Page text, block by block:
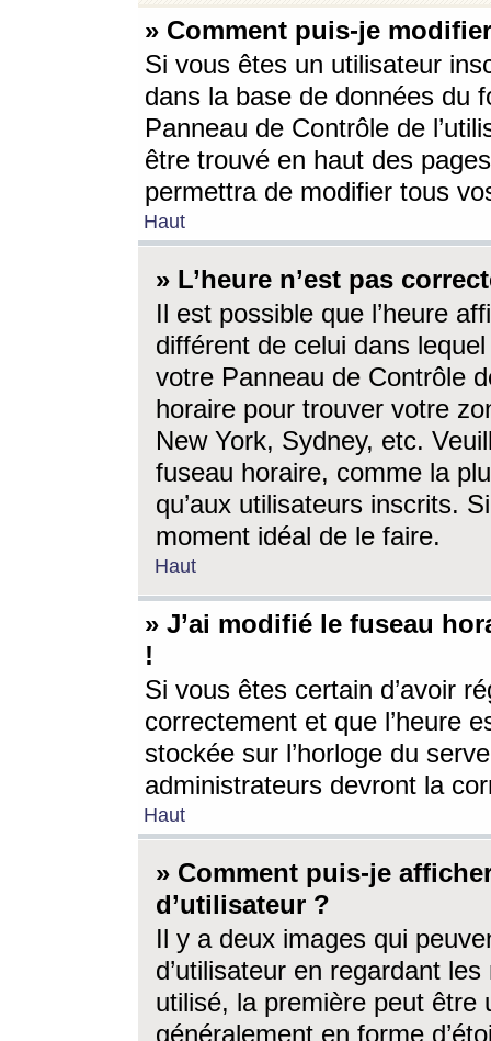
» Comment puis-je
Si vous êtes un utilisateur
dans la base de données du
Panneau de Contrôle de
être trouvé en haut des
permettra de modifier tous
Haut
» L’heure n’est pas
Il est possible que l’heure
différent de celui dans
votre Panneau de Contrôle
horaire pour trouver votre
New York, Sydney, etc.
fuseau horaire, comme la
qu’aux utilisateurs inscrits.
moment idéal de le faire.
Haut
» J’ai modifié le fuseau
!
Si vous êtes certain d’avoir
correctement et que l’heure
stockée sur l’horloge du
administrateurs devront la
Haut
» Comment puis-je
d’utilisateur ?
Il y a deux images qui
d’utilisateur en regardant
utilisé, la première peut être
généralement en forme